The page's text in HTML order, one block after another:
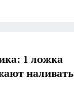
1 ложка
наливать